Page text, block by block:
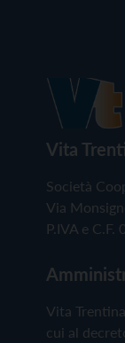
Vita
Società
Via
P.IVA e
Vita
cui al